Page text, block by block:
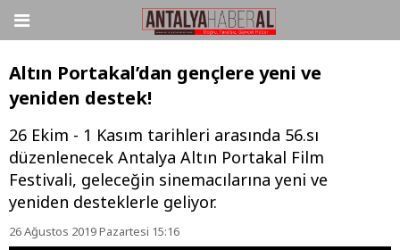
Altın Portakal’dan gençlere yeni ve
yeniden destek!
26 Ekim - 1 Kasım tarihleri arasında 56.sı
düzenlenecek Antalya Altın Portakal Film
Festivali, geleceğin sinemacılarına yeni ve
yeniden desteklerle geliyor.
26 Ağustos 2019 Pazartesi 15:16